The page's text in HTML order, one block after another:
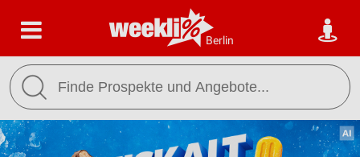
Berlin